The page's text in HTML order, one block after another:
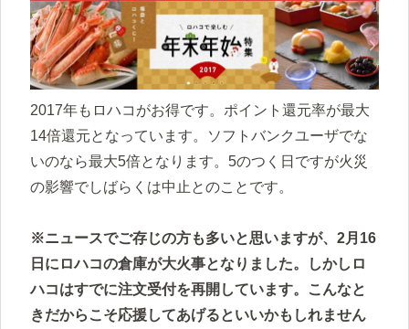
2017年もロハコがお得です。ポイント還元率が最大
14倍還元となっています。ソフトバンクユーザでな
いのなら最大5倍となります。5のつく日ですが火災
の影響でしばらくは中止とのことです。
※ニュースでご存じの方も多いと思いますが、2月16
日にロハコの倉庫が大火事となりました。しかしロ
ハコはすでに注文受付を再開しています。こんなと
きだからこそ応援してあげるといいかもしれません